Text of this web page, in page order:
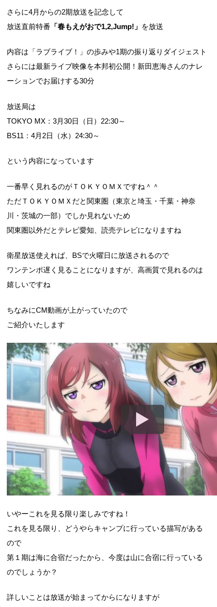
さらに4月からの2期放送を記念して
放送直前特番 「春もえがおで1,2,Jump!」 を放送
内容は「ラブライブ！」の歩みや1期の振り返りダイジェスト
さらには最新ライブ映像を本邦初公開！新田恵海さんのナレ
ーションでお届けする30分
放送局は
TOKYO MX：3月30日（日）22:30～
BS11：4月2日（水）24:30～
という内容になっています
一番早く見れるのがＴＯＫＹＯＭＸですね＾＾
ただＴＯＫＹＯＭＸだと関東圏（東京と埼玉・千葉・神奈
川・茨城の一部）でしか見れないため
関東圏以外だとテレビ愛知、読売テレビになりますね
衛星放送使えれば、BSで火曜日に放送されるので
ワンテンポ遅く見ることになりますが、高画質で見れるのは
嬉しいですね
ちなみにCM動画が上がっていたので
ご紹介いたします
いやーこれを見る限り楽しみですね！
これを見る限り、どうやらキャンプに行っている描写がある
ので
第１期は海に合宿だったから、今度は山に合宿に行っている
のでしょうか？
詳しいことは放送が始まってからになりますが